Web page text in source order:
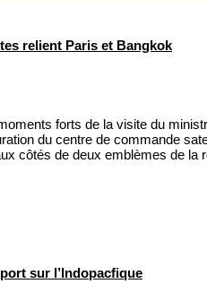
relient Paris et Bangkok
forts de la visite du
du centre de commande
côtés de deux emblèmes de la
sur l’Indopacfique